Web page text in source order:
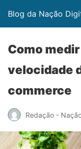
Blog da Nação
Como
velocidade
commerce
Redação -